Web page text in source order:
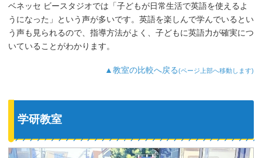
ベネッセ ビースタジオでは「子どもが日常生活で英語を使えるよ
うになった」という声が多いです。英語を楽しんで学んでいるとい
う声も見られるので、指導方法がよく、子どもに英語力が確実につ
いていることがわかります。
▲教室の比較へ戻る(ページ上部へ移動します)
学研教室